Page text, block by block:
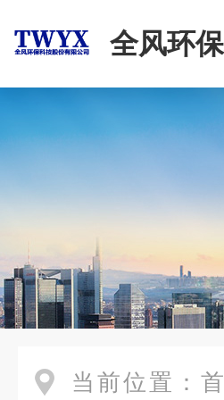
全风环
当前位置：